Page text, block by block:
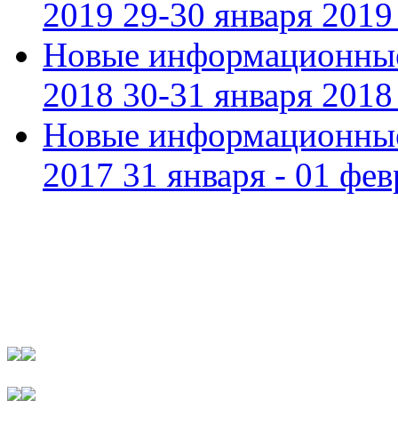
2019 29-30 января 2019
Новые
2018 30-31 января 2018
Новые
2017 31 января - 01